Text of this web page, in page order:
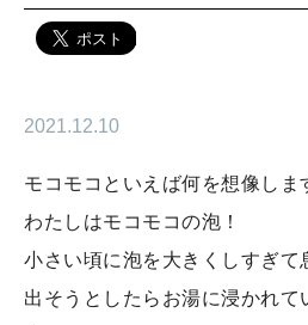
2021.12.10
モコモコといえば何を想像しま
わたしはモコモコの泡！
小さい頃に泡を大きくしすぎて
出そうとしたらお湯に浸かれて